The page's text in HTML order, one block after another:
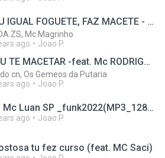
BERIMBAU IGUAL FOGUETE, FAZ MACETE - MC's Larissa, Magrinho e MC Leléto (DJ Lukas da ZS)
ZS, Mc Magrinho
ago Joao P.
MTG - VOU TE MACETAR -feat. Mc RODRIGO DO CN & Dj HV OFICIAL
cn, Os Gemeos da Putaria
ago Joao P.
Sou luz -- Mc Luan SP _funk2022(MP3_128K)
ago Joao P.
tu fez curso (feat. MC Saci)